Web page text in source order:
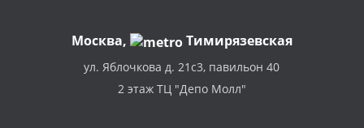
Москва, Тимирязевская
ул. Яблочкова д. 21с3, павильон 40
2 этаж ТЦ "Депо Молл"